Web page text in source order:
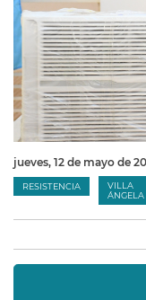
jueves, 12 de mayo de
RESISTENCIA
VILLA
ÁNGELA